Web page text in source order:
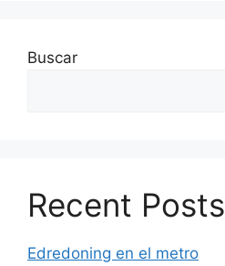
Buscar
Recent Posts
Edredoning en el metro